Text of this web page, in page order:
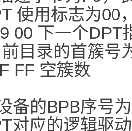
使用标志为00
00 下一个DPT
目录的首簇号
FF 空簇数
备的BPB序号
对应的逻辑驱